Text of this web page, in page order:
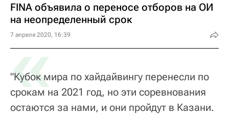
FINA объявила о переносе отборов на ОИ
на неопределенный срок
7 апреля 2020, 16:39
«
"Кубок мира по хайдайвингу перенесли по
срокам на 2021 год, но эти соревнования
остаются за нами, и они пройдут в Казани.